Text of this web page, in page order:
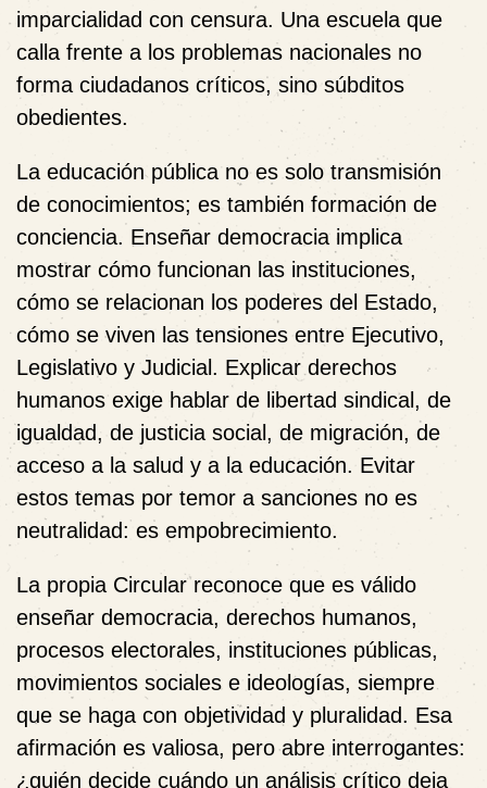
imparcialidad con censura. Una escuela que
calla frente a los problemas nacionales no
forma ciudadanos críticos, sino súbditos
obedientes.
La educación pública no es solo transmisión
de conocimientos; es también formación de
conciencia. Enseñar democracia implica
mostrar cómo funcionan las instituciones,
cómo se relacionan los poderes del Estado,
cómo se viven las tensiones entre Ejecutivo,
Legislativo y Judicial. Explicar derechos
humanos exige hablar de libertad sindical, de
igualdad, de justicia social, de migración, de
acceso a la salud y a la educación. Evitar
estos temas por temor a sanciones no es
neutralidad: es empobrecimiento.
La propia Circular reconoce que es válido
enseñar democracia, derechos humanos,
procesos electorales, instituciones públicas,
movimientos sociales e ideologías, siempre
que se haga con objetividad y pluralidad. Esa
afirmación es valiosa, pero abre interrogantes:
¿quién decide cuándo un análisis crítico deja